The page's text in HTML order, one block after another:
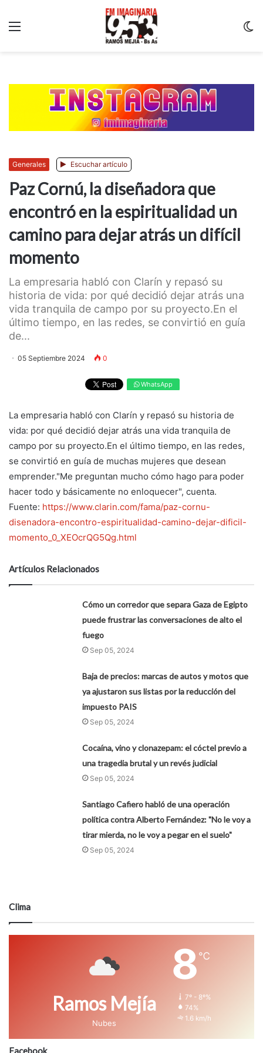
Generales Escuchar artículo
Paz Cornú, la diseñadora que
encontró en la espiritualidad un
camino para dejar atrás un difícil
momento
La empresaria habló con Clarín y repasó su
historia de vida: por qué decidió dejar atrás una
vida tranquila de campo por su proyecto.En el
último tiempo, en las redes, se convirtió en guía
de...
05 Septiembre 2024 0
WhatsApp
La empresaria habló con Clarín y repasó su historia de
vida: por qué decidió dejar atrás una vida tranquila de
campo por su proyecto.En el último tiempo, en las redes,
se convirtió en guía de muchas mujeres que desean
emprender."Me preguntan mucho cómo hago para poder
hacer todo y básicamente no enloquecer", cuenta.
Fuente: https://www.clarin.com/fama/paz-cornu-
disenadora-encontro-espiritualidad-camino-dejar-dificil-
momento_0_XEOcrQG5Qg.html
Artículos Relacionados
Cómo un corredor que separa Gaza de Egipto
puede frustrar las conversaciones de alto el
fuego
Sep 05, 2024
Baja de precios: marcas de autos y motos que
ya ajustaron sus listas por la reducción del
impuesto PAIS
Sep 05, 2024
Cocaína, vino y clonazepam: el cóctel previo a
una tragedia brutal y un revés judicial
Sep 05, 2024
Santiago Cafiero habló de una operación
política contra Alberto Fernández: "No le voy a
tirar mierda, no le voy a pegar en el suelo"
Sep 05, 2024
Clima
Ramos Mejía
Nubes
8 ℃
7º - 8º%
74%
1.6 km/h
Facebook